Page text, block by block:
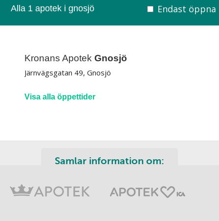
Alla 1 apotek i gnosjö Endast
Kronans Apotek Gnosjö
Järnvägsgatan 49, Gnosjö
Visa alla öppettider
Samlar information om: